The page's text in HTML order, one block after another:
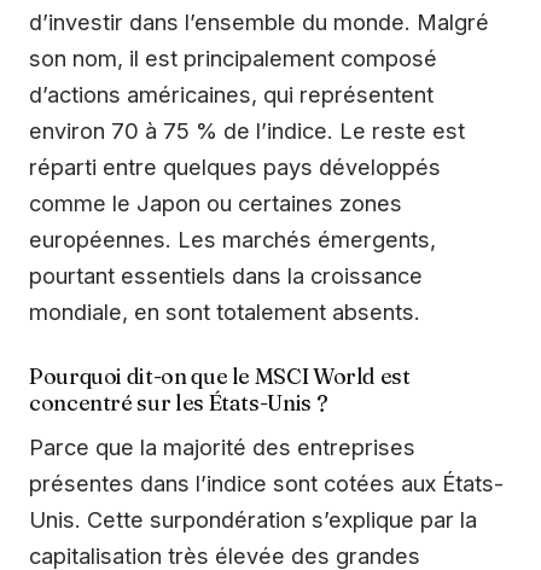
d’investir dans l’ensemble du monde. Malgré
son nom, il est principalement composé
d’actions américaines, qui représentent
environ 70 à 75 % de l’indice. Le reste est
réparti entre quelques pays développés
comme le Japon ou certaines zones
européennes. Les marchés émergents,
pourtant essentiels dans la croissance
mondiale, en sont totalement absents.
Pourquoi dit-on que le MSCI World est
concentré sur les États-Unis ?
Parce que la majorité des entreprises
présentes dans l’indice sont cotées aux États-
Unis. Cette surpondération s’explique par la
capitalisation très élevée des grandes